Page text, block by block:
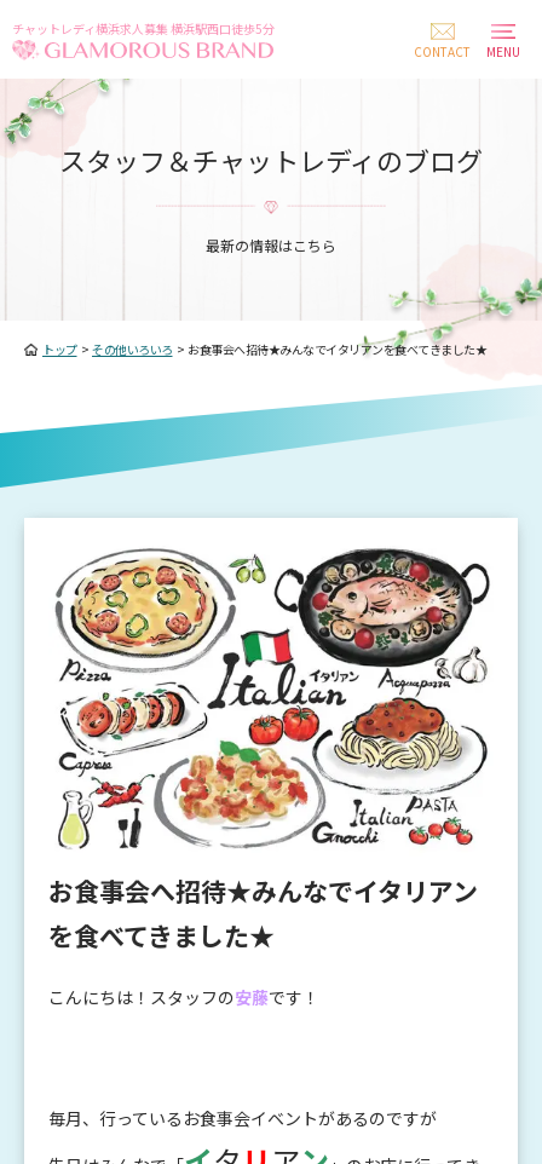
チャットレディ横浜求人募集 横浜駅西口徒歩5分
CONTACT
MENU
スタッフ＆チャットレディのブログ
最新の情報はこちら
トップ> その他いろいろ > お食事会へ招待★みんなでイタリアンを食べてきました★
お食事会へ招待★みんなでイタリアン
を食べてきました★
こんにちは！スタッフの安藤です！
毎月、行っているお食事会イベントがあるのですが